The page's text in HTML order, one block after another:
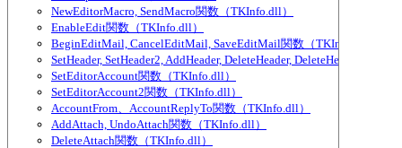
NewEditorMacro, SendMacro関数（TKInfo.dll）
EnableEdit関数（TKInfo.dll）
BeginEditMail, CancelEditMail, SaveEditMail関数（TKInfo.dll）
SetHeader, SetHeader2, AddHeader, DeleteHeader, DeleteHeader2,
SetEditorAccount関数（TKInfo.dll）
SetEditorAccount2関数（TKInfo.dll）
AccountFrom、AccountReplyTo関数（TKInfo.dll）
AddAttach, UndoAttach関数（TKInfo.dll）
DeleteAttach関数（TKInfo.dll）